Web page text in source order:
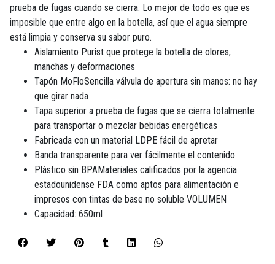
prueba de fugas cuando se cierra. Lo mejor de todo es que es
imposible que entre algo en la botella, así que el agua siempre
está limpia y conserva su sabor puro.
Aislamiento Purist que protege la botella de olores,
manchas y deformaciones
Tapón MoFloSencilla válvula de apertura sin manos: no hay
que girar nada
Tapa superior a prueba de fugas que se cierra totalmente
para transportar o mezclar bebidas energéticas
Fabricada con un material LDPE fácil de apretar
Banda transparente para ver fácilmente el contenido
Plástico sin BPAMateriales calificados por la agencia
estadounidense FDA como aptos para alimentación e
impresos con tintas de base no soluble VOLUMEN
Capacidad: 650ml